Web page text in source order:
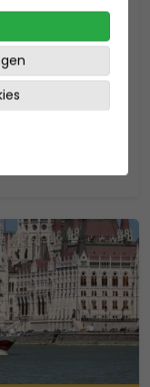
p.P. ab 598 €